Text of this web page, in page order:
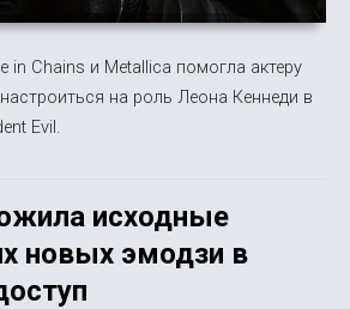
in Chains и Metallica помогла актеру
на роль Леона Кеннеди в
Evil.
исходные
новых эмодзи в